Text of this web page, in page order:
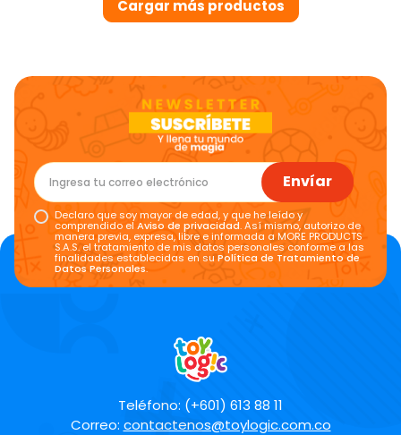
Envíar
Declaro que soy mayor de edad, y que he leído y
comprendido elAviso de privacidad. Así mismo, autorizo de
manera previa, expresa, libre e informada a MORE PRODUCTS
S.A.S. el tratamiento de mis datos personales conforme a las
finalidades establecidas en suPolítica de Tratamiento de
Datos Personales.
Teléfono: (+601) 613 88 11
Correo: contactenos@toylogic.com.co